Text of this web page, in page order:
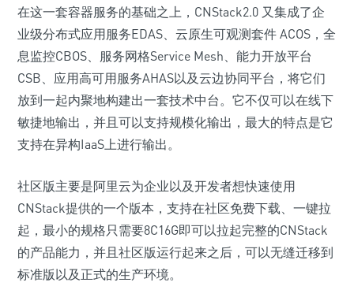
在这一套容器服务的基础之上，CNStack2.0 又集成了企
业级分布式应用服务EDAS、云原生可观测套件 ACOS，全
息监控CBOS、服务网格Service Mesh、能力开放平台
CSB、应用高可用服务AHAS以及云边协同平台，将它们
放到一起内聚地构建出一套技术中台。它不仅可以在线下
敏捷地输出，并且可以支持规模化输出，最大的特点是它
支持在异构IaaS上进行输出。
社区版主要是阿里云为企业以及开发者想快速使用
CNStack提供的一个版本，支持在社区免费下载、一键拉
起，最小的规格只需要8C16G即可以拉起完整的CNStack
的产品能力，并且社区版运行起来之后，可以无缝迁移到
标准版以及正式的生产环境。